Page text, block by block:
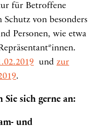
für Betroffene
Schutz von besonders
Personen, wie etwa
und zur
.
Sie sich gerne an:
und